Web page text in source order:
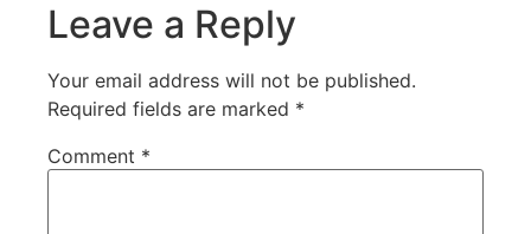
Leave a Reply
Your email address will not be published.
Required fields are marked *
Comment *